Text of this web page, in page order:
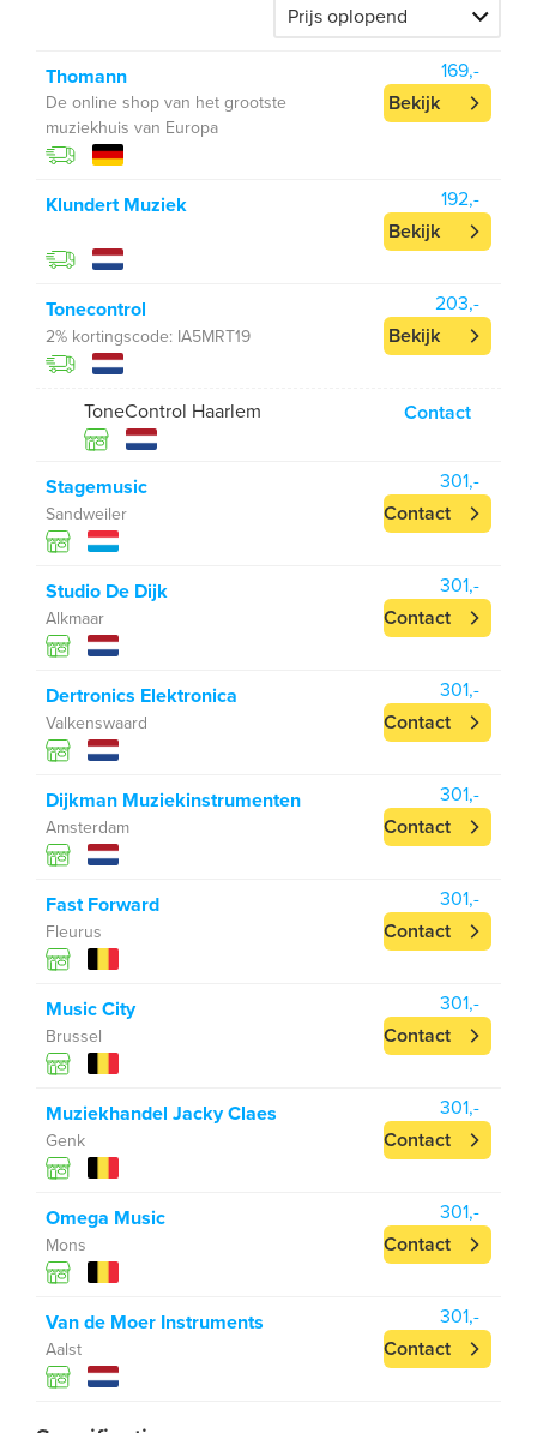
Thomann
De online shop van het grootste
muziekhuis van Europa
169,-
Bekijk
Klundert Muziek
192,-
Bekijk
Tonecontrol
2% kortingscode: IA5MRT19
203,-
Bekijk
ToneControl Haarlem Contact
Stagemusic
Sandweiler
301,-
Contact
Studio De Dijk
Alkmaar
301,-
Contact
Dertronics Elektronica
Valkenswaard
301,-
Contact
Dijkman Muziekinstrumenten
Amsterdam
301,-
Contact
Fast Forward
Fleurus
301,-
Contact
Music City
Brussel
301,-
Contact
Muziekhandel Jacky Claes
Genk
301,-
Contact
Omega Music
Mons
301,-
Contact
Van de Moer Instruments
Aalst
301,-
Contact